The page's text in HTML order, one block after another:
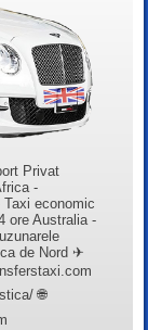
Privat
-
economic
ore Australia -
de Nord ✈
🌐